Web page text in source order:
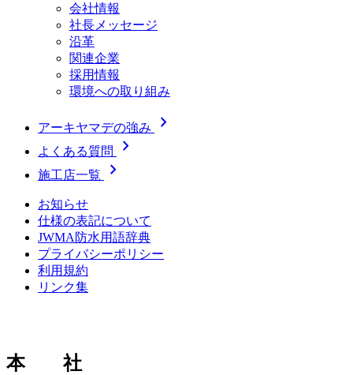
会社情報
社長メッセージ
沿革
関連企業
採用情報
環境への取り組み
アーキヤマデの強み chevron_right
よくある質問 chevron_right
施工店一覧 chevron_right
お知らせ
仕様の表記について
JWMA防水用語辞典
プライバシーポリシー
利用規約
リンク集
本 社